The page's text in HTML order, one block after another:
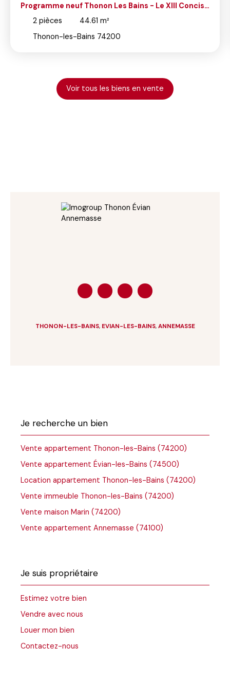
Programme neuf Thonon Les Bains - Le XIII Concise
2 pièces 44.61 m²
Thonon-les-Bains 74200
Voir tous les biens en vente
THONON-LES-BAINS, EVIAN-LES-BAINS, ANNEMASSE
Je recherche un bien
Vente appartement Thonon-les-Bains (74200)
Vente appartement Évian-les-Bains (74500)
Location appartement Thonon-les-Bains (74200)
Vente immeuble Thonon-les-Bains (74200)
Vente maison Marin (74200)
Vente appartement Annemasse (74100)
Je suis propriétaire
Estimez votre bien
Vendre avec nous
Louer mon bien
Contactez-nous